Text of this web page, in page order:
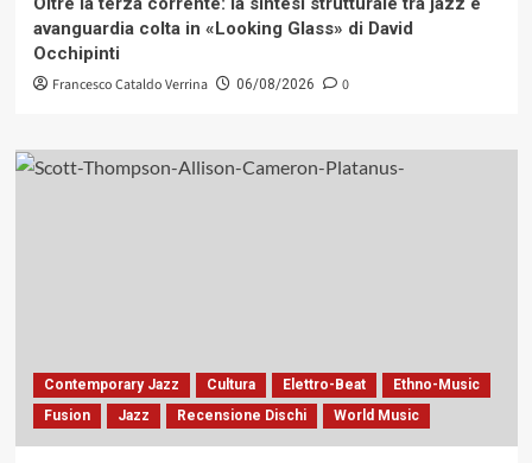
avanguardia colta in «Looking Glass» di David
Occhipinti
Francesco Cataldo Verrina 06/08/2026 0
Contemporary Jazz Cultura Elettro-Beat
Ethno-Music
Fusion
Jazz Recensione Dischi World Music